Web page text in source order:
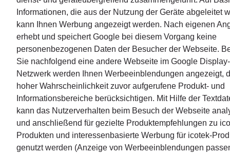
Informationen, die aus der Nutzung der Geräte abgeleitet
kann Ihnen Werbung angezeigt werden. Nach eigenen
erhebt und speichert Google bei diesem Vorgang keine
personenbezogenen Daten der Besucher der Webseite.
Sie nachfolgend eine andere Webseite im Google Display-
Netzwerk werden Ihnen Werbeeinblendungen angezeigt,
hoher Wahrscheinlichkeit zuvor aufgerufene Produkt- und
Informationsbereiche berücksichtigen. Mit Hilfe der
kann das Nutzerverhalten beim Besuch der Webseite
und anschließend für gezielte Produktempfehlungen zu
Produkten und interessenbasierte Werbung für icotek-
genutzt werden (Anzeige von Werbeeinblendungen